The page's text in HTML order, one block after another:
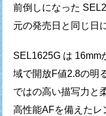
前倒しになった
元の発売日と同じ日
SEL1625G は 16mm
域で開放F値2.8の明
ではの高い描写力と
高性能AFを備えたレ